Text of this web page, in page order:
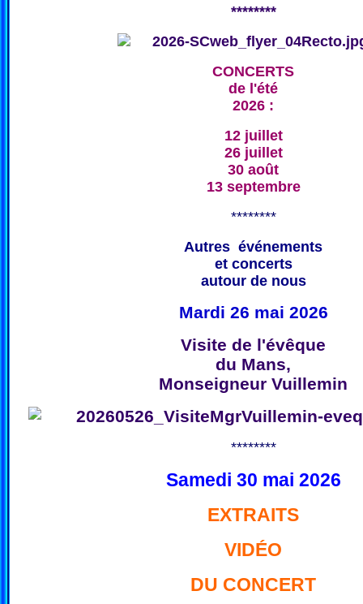
********
CONCERTS
de l'été
2026 :
12 juillet
26 juillet
30 août
13 septembre
********
Autres événements
et concerts
autour de nous
Mardi 26 mai 2026
Visite de l'évêque
du Mans,
Monseigneur Vuillemin
********
Samedi 30 mai 2026
EXTRAITS
VIDÉO
DU CONCERT